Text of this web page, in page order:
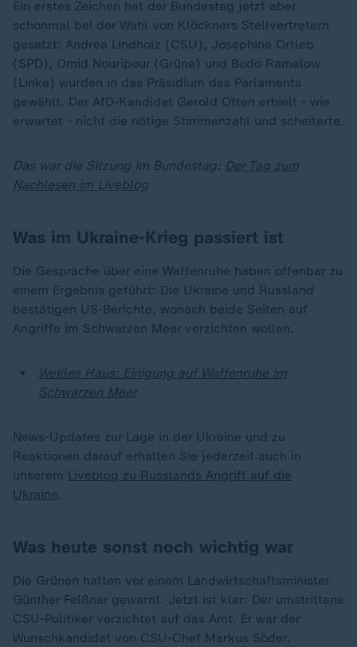
Ein erstes Zeichen hat der Bundestag jetzt aber
schonmal bei der Wahl von Klöckners Stellvertretern
gesetzt: Andrea Lindholz (CSU), Josephine Ortleb
(SPD), Omid Nouripour (Grüne) und Bodo Ramelow
(Linke) wurden in das Präsidium des Parlaments
gewählt. Der AfD-Kandidat Gerold Otten erhielt - wie
erwartet - nicht die nötige Stimmenzahl und scheiterte.
Das war die Sitzung im Bundestag: Der Tag zum
Nachlesen im Liveblog
Was im Ukraine-Krieg passiert ist
Die Gespräche über eine Waffenruhe haben offenbar zu
einem Ergebnis geführt: Die Ukraine und Russland
bestätigen US-Berichte, wonach beide Seiten auf
Angriffe im Schwarzen Meer verzichten wollen.
Weißes Haus: Einigung auf Waffenruhe im
Schwarzen Meer
News-Updates zur Lage in der Ukraine und zu
Reaktionen darauf erhalten Sie jederzeit auch in
unserem Liveblog zu Russlands Angriff auf die
Ukraine.
Was heute sonst noch wichtig war
Die Grünen hatten vor einem Landwirtschaftsminister
Günther Felßner gewarnt. Jetzt ist klar: Der umstrittene
CSU-Politiker verzichtet auf das Amt. Er war der
Wunschkandidat von CSU-Chef Markus Söder.